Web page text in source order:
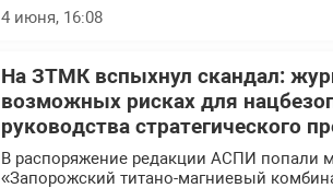
4 июня, 16:08
На ЗТМК вспыхнул скандал:
возможных рисках для
руководства стратегического
В распоряжение редакции АСПИ попали
«Запорожский титано-магниевый